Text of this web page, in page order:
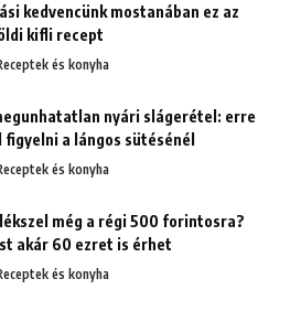
kedvencünk mostanában ez az
kifli recept
és konyha
nyári slágerétel: erre
figyelni a lángos sütésénél
és konyha
még a régi 500 forintosra?
akár 60 ezret is érhet
és konyha